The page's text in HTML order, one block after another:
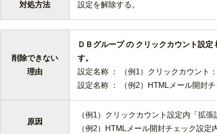
対処方法 設定を解除する。
削除できない
理由
ＤＢグループ の クリックカウント設定
設定名称 ： （例1）クリックカウント
設定名称 ： （例2）HTMLメール開封
原因
（例1）クリックカウント設定内「拡
（例2）HTMLメール開封チェック設